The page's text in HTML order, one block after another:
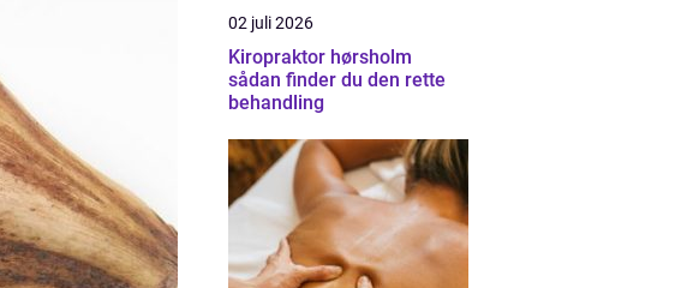
02 juli 2026
Kiropraktor hørsholm
sådan finder du den rette
behandling